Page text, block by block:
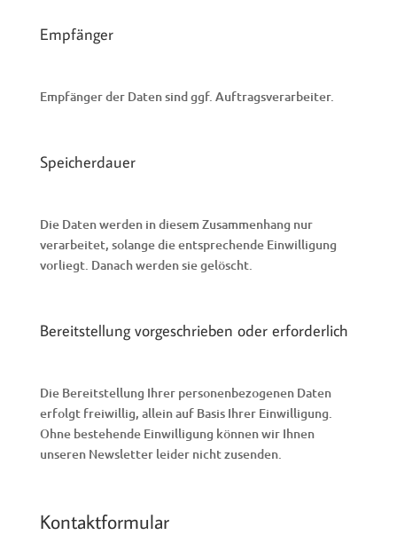
Empfänger
Empfänger der Daten sind ggf. Auftragsverarbeiter.
Speicherdauer
Die Daten werden in diesem Zusammenhang nur
verarbeitet, solange die entsprechende Einwilligung
vorliegt. Danach werden sie gelöscht.
Bereitstellung vorgeschrieben oder erforderlich
Die Bereitstellung Ihrer personenbezogenen Daten
erfolgt freiwillig, allein auf Basis Ihrer Einwilligung.
Ohne bestehende Einwilligung können wir Ihnen
unseren Newsletter leider nicht zusenden.
Kontaktformular